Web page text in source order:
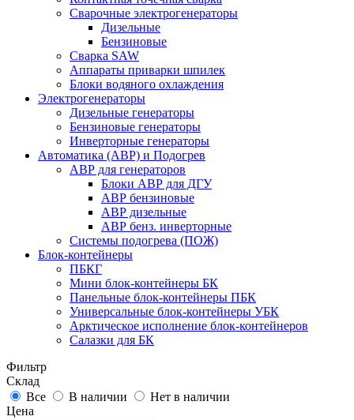
Сварочные электрогенераторы
Дизельные
Бензиновые
Сварка SAW
Аппараты приварки шпилек
Блоки водяного охлаждения
Электрогенераторы
Дизельные генераторы
Бензиновые генераторы
Инверторные генераторы
Автоматика (АВР) и Подогрев
АВР для генераторов
Блоки АВР для ДГУ
АВР бензиновые
АВР дизельные
АВР бенз. инверторные
Системы подогрева (ПОЖ)
Блок-контейнеры
ПБКГ
Мини блок-контейнеры БК
Панельные блок-контейнеры ПБК
Универсальные блок-контейнеры УБК
Арктическое исполнение блок-контейнеров
Салазки для БК
Фильтр
Склад
Все
В наличии
Нет в наличии
Цена